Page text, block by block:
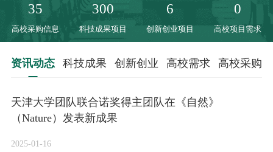
35
高校采购信息
300
科技成果项目
6
创新创业项目
0
高校项目需求
资讯动态 科技成果 创新创业 高校需求 高校采购
天津大学团队联合诺奖得主团队在《自然》
（Nature）发表新成果
2025-01-16